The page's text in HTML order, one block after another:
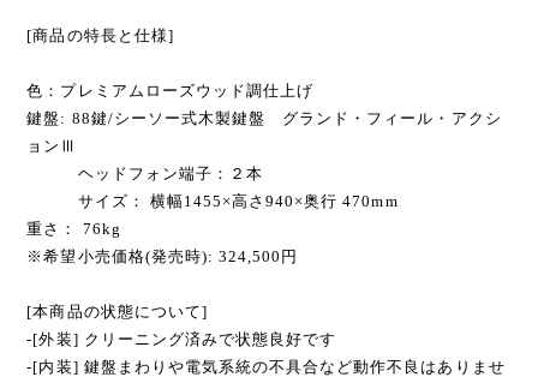
SOLD OUT
[商品の特長と仕様]
色：プレミアムローズウッド調仕上げ
鍵盤: 88鍵/シーソー式木製鍵盤 グランド・フィール・アクシ
ヘッドフォン端子：２本
サイズ： 横幅1455×高さ940×奥行 470mm
※希望小売価格(発売時): 324,500円
[本商品の状態について]